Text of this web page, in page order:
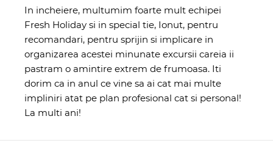
In incheiere, multumim foarte mult echipei
Fresh Holiday si in special tie, Ionut, pentru
recomandari, pentru sprijin si implicare in
organizarea acestei minunate excursii careia ii
pastram o amintire extrem de frumoasa. Iti
dorim ca in anul ce vine sa ai cat mai multe
impliniri atat pe plan profesional cat si personal!
La multi ani!